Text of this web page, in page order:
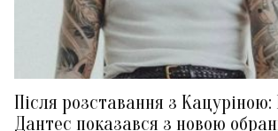
Після розставання з
Дантес показався з новою